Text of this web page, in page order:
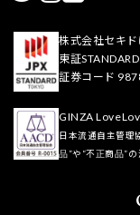
株式会社セキド
東証
証券コード
GINZA
日本流通自主管理
品”や“不正商品”